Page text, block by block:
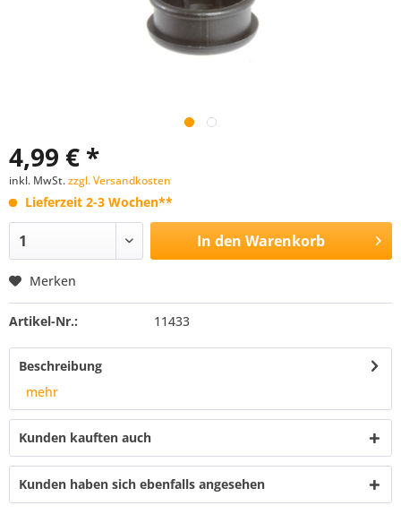
4,99 € *
inkl. MwSt.zzgl. Versandkosten
Lieferzeit 2-3 Wochen**
In den Warenkorb
Merken
Artikel-Nr.: 11433
Beschreibung
mehr
Kunden kauften auch
Kunden haben sich ebenfalls angesehen